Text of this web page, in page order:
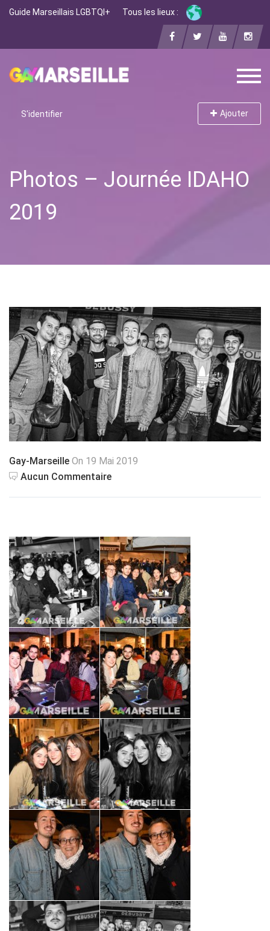
Guide Marseillais LGBTQI+ Tous les lieux :
S'identifier Ajouter
Photos – Journée IDAHO
2019
Gay-Marseille On 19 Mai 2019
Aucun Commentaire